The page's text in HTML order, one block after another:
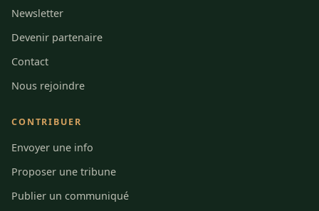
Newsletter
Devenir partenaire
Contact
Nous rejoindre
CONTRIBUER
Envoyer une info
Proposer une tribune
Publier un communiqué